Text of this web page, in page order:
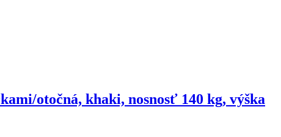
otočná, khaki, nosnosť 140 kg, výška